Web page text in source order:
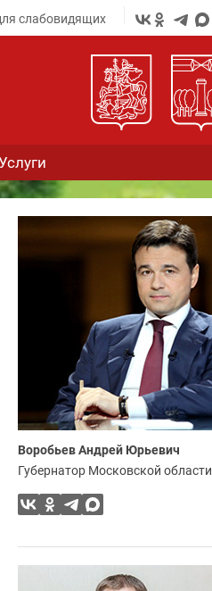
слабовидящих
Воробьев Андрей Юрьевич
Губернатор Московской области